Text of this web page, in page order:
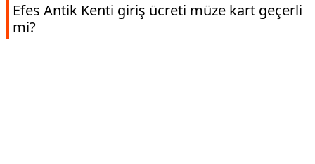
Efes Antik Kenti giriş ücreti müze kart geçerli
mi?